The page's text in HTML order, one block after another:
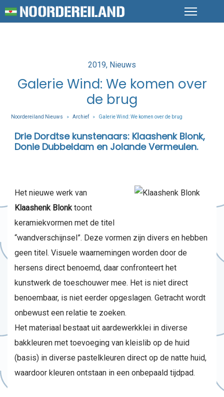
Posted
2019 Nieuws
Galerie Wind: We komen over
de brug
Noordereiland Nieuws > Archief > Galerie Wind: We komen over de brug
Drie Dordtse kunstenaars: Klaashenk Blonk,
Donie Dubbeldam en Jolande Vermeulen.
Het nieuwe werk van
Klaashenk Blonktoont
keramiekvormen met de titel
“wandverschijnsel”. Deze vormen zijn divers en hebben
geen titel. Visuele waarnemingen worden door de
hersens direct benoemd, daar confronteert het
kunstwerk de toeschouwer mee. Het is niet direct
benoembaar, is niet eerder opgeslagen. Getracht wordt
onbewust een relatie te zoeken.
Het materiaal bestaat uit aardewerkklei in diverse
bakkleuren met toevoeging van kleislib op de huid
(basis) in diverse pastelkleuren direct op de natte huid,
waardoor kleuren ontstaan in een onbepaald tijdpad.